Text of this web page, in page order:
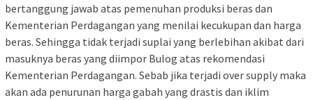
bertanggung jawab atas pemenuhan produksi beras dan
Kementerian Perdagangan yang menilai kecukupan dan harga
beras. Sehingga tidak terjadi suplai yang berlebihan akibat dari
masuknya beras yang diimpor Bulog atas rekomendasi
Kementerian Perdagangan. Sebab jika terjadi over supply maka
akan ada penurunan harga gabah yang drastis dan iklim